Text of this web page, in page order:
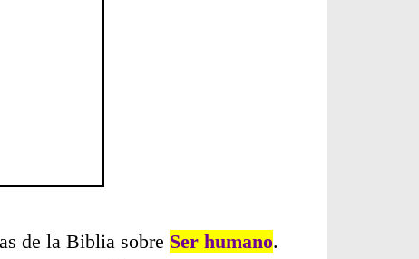
de la Biblia sobre Ser humano.